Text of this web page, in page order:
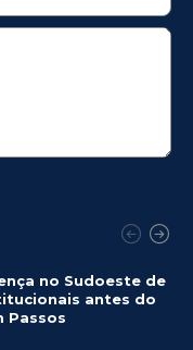
no Sudoeste de
antes do
Passos